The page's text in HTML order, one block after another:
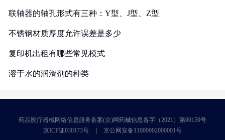
联轴器的轴孔形式有三种：Y型、J型、Z型
不锈钢材质厚度允许误差是多少
复印机出租有哪些常见模式
溶于水的润滑剂的种类
药品医疗器械网络信息服务备案(京)网药械信息备字（2021）第00159号
京ICP证030173号
京公网安备11000002000001号